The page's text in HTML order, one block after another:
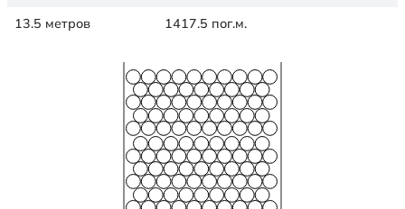
13.5 метров 1417.5 пог.м.